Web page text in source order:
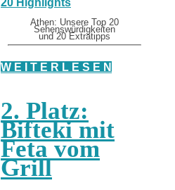
Athen: Unsere Top 20
Sehenswürdigkeiten
und 20 Extratipps
W E I T E R L E S E N
2. Platz:
Bifteki mit
Feta vom
Grill